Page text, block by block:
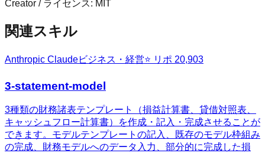
Creator / ライセンス: MIT
関連スキル
Anthropic Claudeビジネス・経営⭐ リポ 20,903
3-statement-model
3種類の財務諸表テンプレート（損益計算書、貸借対照表、
キャッシュフロー計算書）を作成・記入・完成させることが
できます。モデルテンプレートの記入、既存のモデル枠組み
の完成、財務モデルへのデータ入力、部分的に完成した損